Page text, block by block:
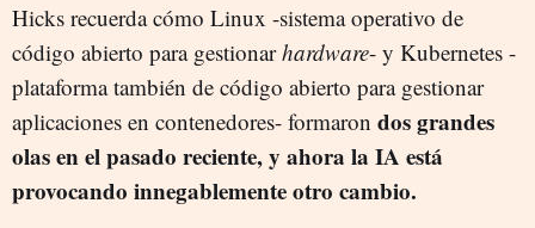
Hicks recuerda cómo Linux -sistema operativo de
código abierto para gestionarhardware- y Kubernetes -
plataforma también de código abierto para gestionar
aplicaciones en contenedores- formaron dos grandes
olas en el pasado reciente, y ahora la IA está
provocando innegablemente otro cambio.